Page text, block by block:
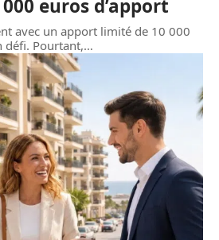
euros d’apport
avec un apport limité de 10 000
défi. Pourtant,…